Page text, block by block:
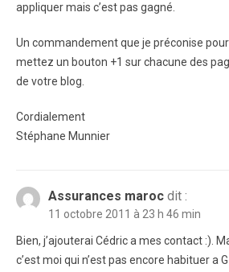
appliquer mais c’est pas gagné.
Un commandement que je préconise
mettez un bouton +1 sur chacune des
de votre blog.
Cordialement
Stéphane Munnier
Assurances maroc dit :
11 octobre 2011 à 23 h 46 min
Bien, j’ajouterai Cédric a mes contact :).
c’est moi qui n’est pas encore habituer a